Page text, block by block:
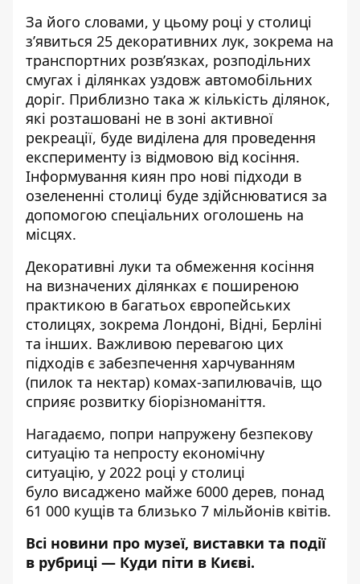
За його словами, у цьому році у столиці
з’явиться 25 декоративних лук, зокрема на
транспортних розв’язках, розподільних
смугах і ділянках уздовж автомобільних
доріг. Приблизно така ж кількість ділянок,
які розташовані не в зоні активної
рекреації, буде виділена для проведення
експерименту із відмовою від косіння.
Інформування киян про нові підходи в
озелененні столиці буде здійснюватися за
допомогою спеціальних оголошень на
місцях.
Декоративні луки та обмеження косіння
на визначених ділянках є поширеною
практикою в багатьох європейських
столицях, зокрема Лондоні, Відні, Берліні
та інших. Важливою перевагою цих
підходів є забезпечення харчуванням
(пилок та нектар) комах-запилювачів, що
сприяє розвитку біорізноманіття.
Нагадаємо, попри напружену безпекову
ситуацію та непросту економічну
ситуацію, у 2022 році у столиці
було висаджено майже 6000 дерев, понад
61 000 кущів та близько 7 мільйонів квітів.
Всі новини про музеї, виставки та події
в рубриці — Куди піти в Києві.